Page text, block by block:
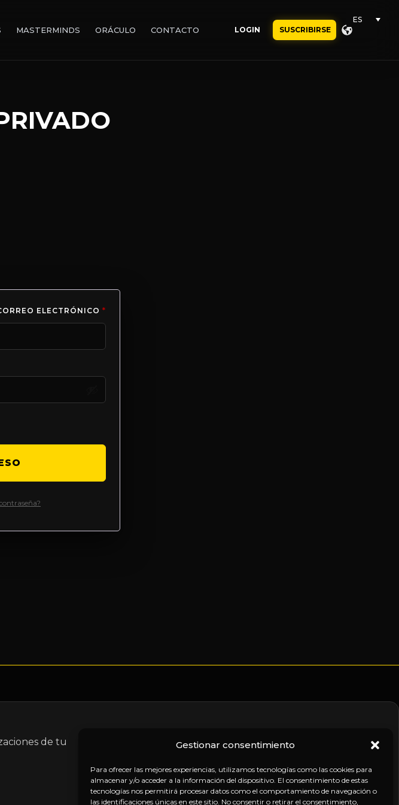
Gestionar consentimiento
Para ofrecer las mejores experiencias, utilizamos tecnologías como las cookies para
almacenar y/o acceder a la información del dispositivo. El consentimiento de estas
tecnologías nos permitirá procesar datos como el comportamiento de navegación o
las identificaciones únicas en este sitio. No consentir o retirar el consentimiento,
MASTERMINDS ORÁCULO CONTACTO LOGIN SUSCRIBIRSE
ES
ELECTRÓNICO *
de tu